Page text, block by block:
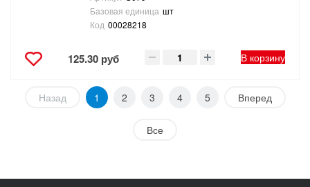
Базовая единица шт
Код 00028218
125.30 руб В корзину
Назад 1 2 3 4 5 Вперед
Все